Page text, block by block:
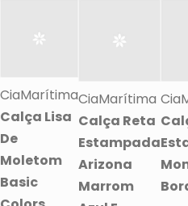
CiaMarítima
Calça Lisa
De
Moletom
Basic
CiaMarítima
Calça Reta
Estampada
Arizona
Marrom